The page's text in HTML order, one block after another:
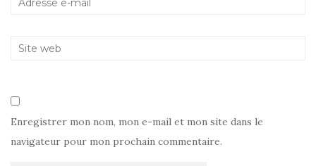
Enregistrer mon nom, mon e-mail et mon site dans le
navigateur pour mon prochain commentaire.